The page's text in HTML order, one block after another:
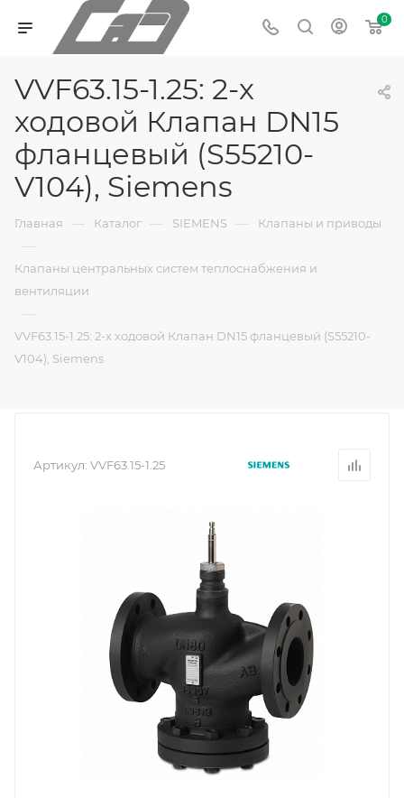
0
VVF63.15-1.25: 2-х
ходовой Клапан DN15
фланцевый (S55210-
V104), Siemens
Главная — Каталог — SIEMENS — Клапаны и приводы
—
Клапаны центральных систем теплоснабжения и
вентиляции
—
VVF63.15-1.25: 2-х ходовой Клапан DN15 фланцевый (S55210-
V104), Siemens
Артикул: VVF63.15-1.25